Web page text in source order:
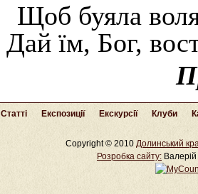
Щоб буяла
Дай їм, Бог,
Статті Експозиції Екскурсії Клуби
Copyright © 2010 Долинський
Розробка cайту: